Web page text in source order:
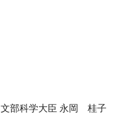
文部科学大臣 永岡 桂子